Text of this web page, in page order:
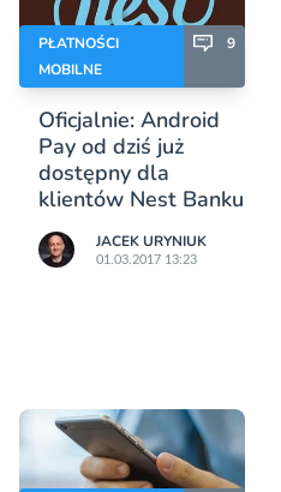
PŁATNOŚCI
MOBILNE
9
Oficjalnie: Android
Pay od dziś już
dostępny dla
klientów Nest Banku
JACEK URYNIUK
01.03.2017 13:23